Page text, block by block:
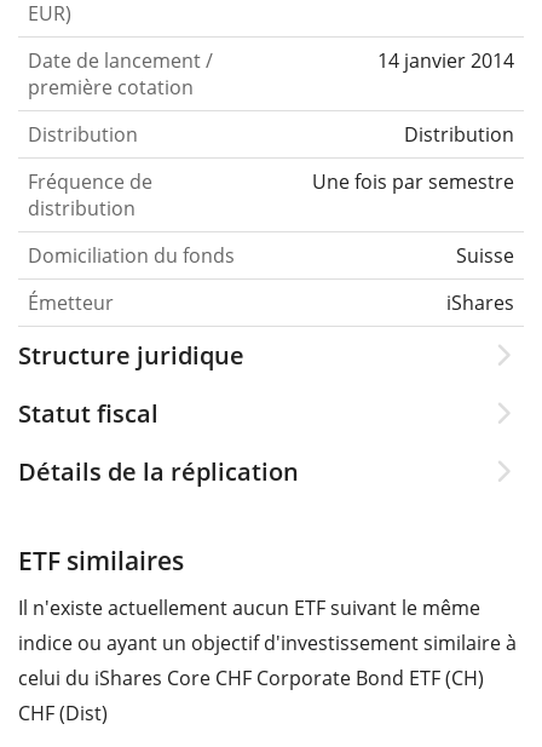
EUR)
Date de lancement /
première cotation
14 janvier 2014
Distribution
Distribution
Fréquence de
distribution
Une fois par semestre
Domiciliation du fonds
Suisse
Émetteur
iShares
Structure juridique
Statut fiscal
Détails de la réplication
ETF similaires
Il n'existe actuellement aucun ETF suivant le même
indice ou ayant un objectif d'investissement similaire à
celui du iShares Core CHF Corporate Bond ETF (CH)
CHF (Dist)